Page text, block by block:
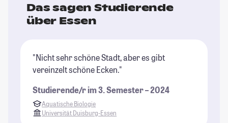
Das sagen Studierende
über Essen
"Nicht sehr schöne Stadt, aber es gibt
vereinzelt schöne Ecken."
Studierende/r im 3. Semester – 2024
Aquatische Biologie
Universität Duisburg-Essen